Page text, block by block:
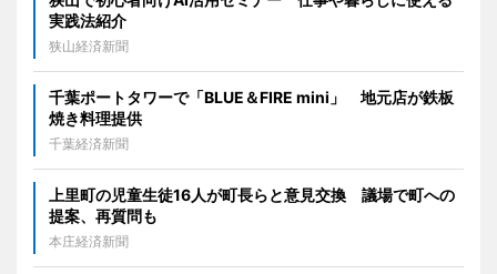
実践法紹介
狭山経済新聞
千葉ポートタワーで「BLUE＆FIRE mini」 地元店が鉄板
焼き料理提供
千葉経済新聞
上里町の児童生徒16人が町長らと意見交換 議場で町への
提案、再質問も
本庄経済新聞